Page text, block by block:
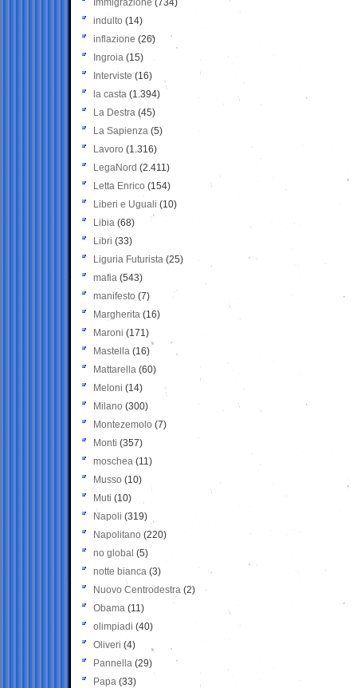
Immigrazione (734)
indulto (14)
inflazione (26)
Ingroia (15)
Interviste (16)
la casta (1.394)
La Destra (45)
La Sapienza (5)
Lavoro (1.316)
LegaNord (2.411)
Letta Enrico (154)
Liberi e Uguali (10)
Libia (68)
Libri (33)
Liguria Futurista (25)
mafia (543)
manifesto (7)
Margherita (16)
Maroni (171)
Mastella (16)
Mattarella (60)
Meloni (14)
Milano (300)
Montezemolo (7)
Monti (357)
moschea (11)
Musso (10)
Muti (10)
Napoli (319)
Napolitano (220)
no global (5)
notte bianca (3)
Nuovo Centrodestra (2)
Obama (11)
olimpiadi (40)
Oliveri (4)
Pannella (29)
Papa (33)